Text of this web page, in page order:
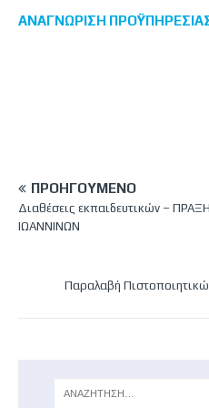
ΑΝΑΓΝΩΡΙΣΗ
ΠΡΟΗΓΟΎΜΕΝΟ
Διαθέσεις εκπαιδευτικών –
ΙΩΑΝΝΙΝΩΝ
Παραλαβή